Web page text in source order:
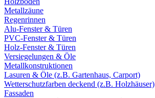
Metallzäune
Regenrinnen
Alu-Fenster & Türen
PVC-Fenster & Türen
Holz-Fenster & Türen
Versiegelungen & Öle
Metallkonstruktionen
Lasuren & Öle (z.B. Gartenhaus, Carport)
Wetterschutzfarben deckend (z.B. Holzhäuser)
Fassaden